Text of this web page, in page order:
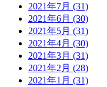
2021年7月 (31)
2021年6月 (30)
2021年5月 (31)
2021年4月 (30)
2021年3月 (31)
2021年2月 (28)
2021年1月 (31)